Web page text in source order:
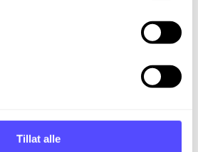
Tillat alle
overtidsregelen. Du kan